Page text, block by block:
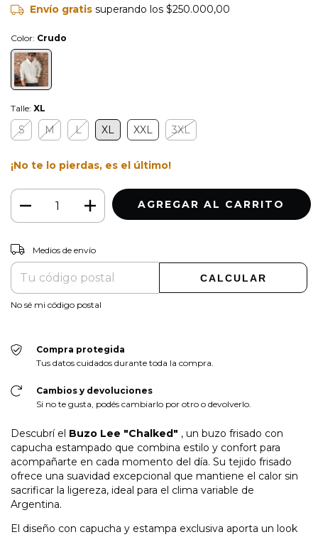
Envío gratis superando los $250.000,00
Color: Crudo
Talle: XL
S M L XL XXL 3XL
¡No te lo pierdas, es el último!
Entregas para el CP:
Medios de envío
CALCULAR
No sé mi código postal
Compra protegida
Tus datos cuidados durante toda la compra.
Cambios y devoluciones
Si no te gusta, podés cambiarlo por otro o devolverlo.
Descubrí el Buzo Lee "Chalked" , un buzo frisado con
capucha estampado que combina estilo y confort para
acompañarte en cada momento del día. Su tejido frisado
ofrece una suavidad excepcional que mantiene el calor sin
sacrificar la ligereza, ideal para el clima variable de
Argentina.
El diseño con capucha y estampa exclusiva aporta un look